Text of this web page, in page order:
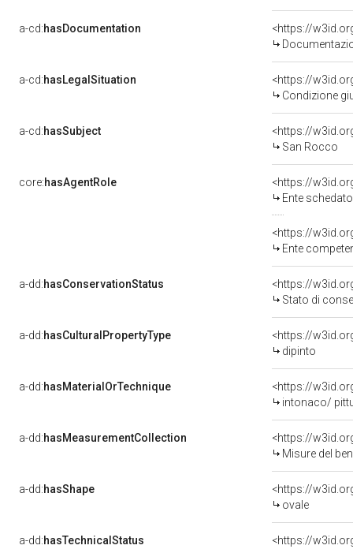
a-cd:hasDocumentation
a-cd:hasLegalSituation
Condizione
a-cd:hasSubject
<https://
San Rocco
core:hasAgentRole
<https://
Ente schedatore
<https://
Ente competente per
a-dd:hasConservationStatus
<https://
Stato di
a-dd:hasCulturalPropertyType
<https://
dipinto
a-dd:hasMaterialOrTechnique
intonaco/
a-dd:hasMeasurementCollection
<https://
Misure del
a-dd:hasShape
<https://
ovale
a-dd:hasTechnicalStatus
<https://